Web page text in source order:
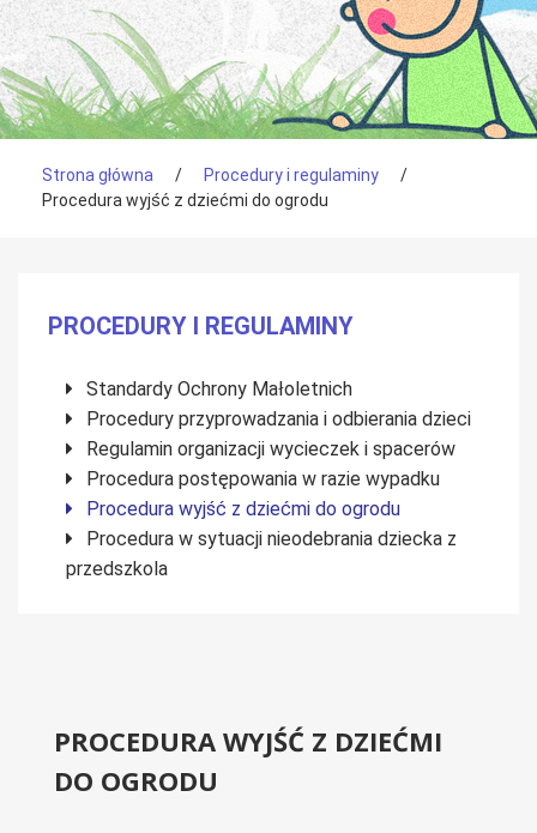
Tutaj jesteś
Strona główna / Procedury i regulaminy
/
Procedura wyjść z dziećmi do ogrodu
Menu boczne
PROCEDURY I REGULAMINY
Standardy Ochrony Małoletnich
Procedury przyprowadzania i odbierania dzieci
Regulamin organizacji wycieczek i spacerów
Procedura postępowania w razie wypadku
Procedura wyjść z dziećmi do ogrodu
Procedura w sytuacji nieodebrania dziecka z
przedszkola
PROCEDURA WYJŚĆ Z DZIEĆMI
DO OGRODU